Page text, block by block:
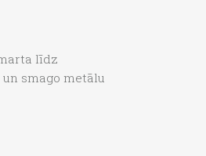
līdz
smago metālu